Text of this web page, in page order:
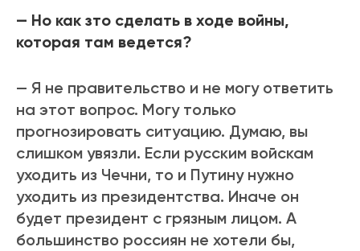
— Но как зто сделать в ходе войны,
которая там ведется?
— Я не правительство и не могу ответить
на этот вопрос. Могу только
прогнозировать ситуацию. Думаю, вы
слишком увязли. Если русским войскам
уходить из Чечни, то и Путину нужно
уходить из президентства. Иначе он
будет президент с грязным лицом. А
большинство россиян не хотели бы,